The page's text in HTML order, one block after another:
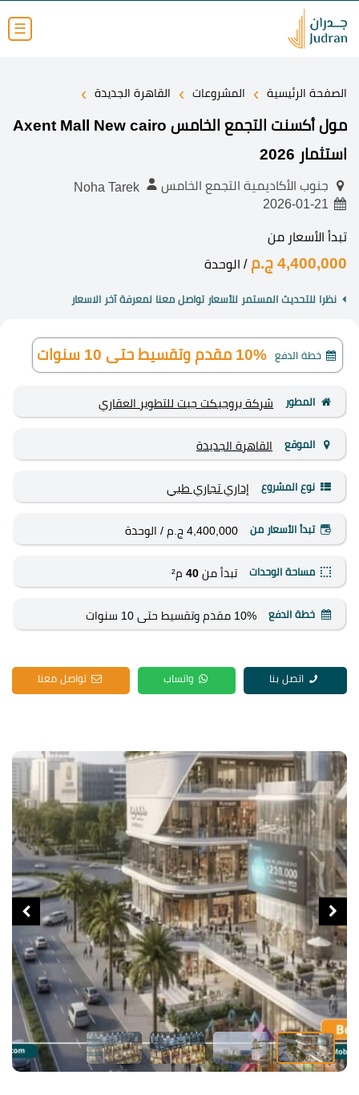
☰
الصفحة الرئيسية › المشروعات › القاهرة الجديدة ›
مول أكسنت التجمع الخامس Axent Mall New cairo
استثمار 2026
جنوب الأكاديمية التجمع الخامس
Noha Tarek
تبدأ الأسعار من
4,400,000 ج.م / الوحدة
نظرا للتحديث المستمر للأسعار تواصل معنا لمعرفة آخر الاسعار
خطة الدفع 10% مقدم وتقسيط حتى 10 سنوات
المطور شركة بروجيكت جيت للتطوير العقاري
الموقع القاهرة الجديدة
نوع المشروع إداريتجاري طبي
تبدأ الأسعار من 4,400,000 ج.م / الوحدة
مساحة الوحدات تبدأ من 40م²
خطة الدفع 10% مقدم وتقسيط حتى 10 سنوات
اتصل بنا واتساب تواصل معنا